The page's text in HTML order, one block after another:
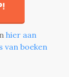
hier aan
van boeken